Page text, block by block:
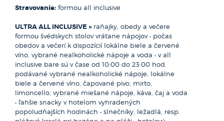
známe, no rovnako fascinujúce regióny. Kalábria na juhu
Sardínia, ostrov v Stredozemnom mori, je preslávená
svojimi plážami a unikátnou kultúrou. Jadranské pobrežie,
ktoré sa tiahne na východnej strane Talianska, je známe
pre svoje krásne pláže a historické mestá Taliansko je tiež
domovom svetoznámej gastronómie, módneho priemyslu
a vína. Každý región má svoje vlastné tradície, čo robí
krajinu ešte pestrejšou a atraktívnejšou pre návštevníkov.
Vydajte sa s nami objavovať kúzlo tejto krajiny
Hlavné mesto: Rím
Porto Cervo - Baja Sardinia
GOLFO ARANCI, SANTA TERESA GALLURA, MARINA DI SORSO,
CANNEDDI - ISOLA ROSSA, BADESI
Porto Cervo je hlavným centrom medzinárodne
Stravovanie: formou all inclusive
ULTRA ALL INCLUSIVE »raňajky, obedy a večere
formou švédskych stolov vrátane nápojov • počas
obedov a večerí k dispozícií lokálne biele a červené
víno, vybrané nealkoholické nápoje a voda • v all
inclusive bare sú v čase od 10:00 do 23:00 hod.
podávané vybrané nealkoholické nápoje, lokálne
biele a červené víno, čapované pivo, mirto,
limoncello, vybrané miešané nápoje, káva, čaj a voda
• ľahšie snacky v hotelom vyhradených
popoludňajších hodinách • slnečníky, ležadlá, resp.